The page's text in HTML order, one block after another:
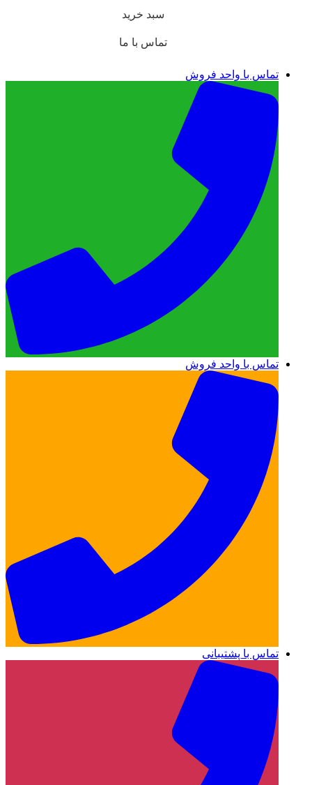
سبد خرید
تماس با ما
تماس با واحد فروش
تماس با واحد فروش
تماس با پشتیبانی